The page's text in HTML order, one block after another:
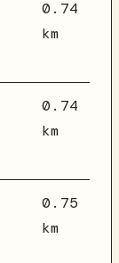
0.74
km
0.74
km
0.75
km